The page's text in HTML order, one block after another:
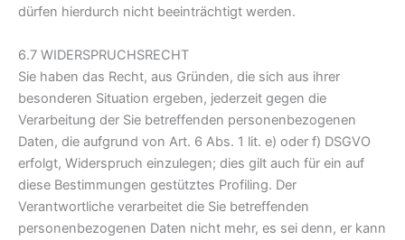
dürfen hierdurch nicht beeinträchtigt werden.
6.7 WIDERSPRUCHSRECHT
Sie haben das Recht, aus Gründen, die sich aus ihrer
besonderen Situation ergeben, jederzeit gegen die
Verarbeitung der Sie betreffenden personenbezogenen
Daten, die aufgrund von Art. 6 Abs. 1 lit. e) oder f) DSGVO
erfolgt, Widerspruch einzulegen; dies gilt auch für ein auf
diese Bestimmungen gestütztes Profiling. Der
Verantwortliche verarbeitet die Sie betreffenden
personenbezogenen Daten nicht mehr, es sei denn, er kann